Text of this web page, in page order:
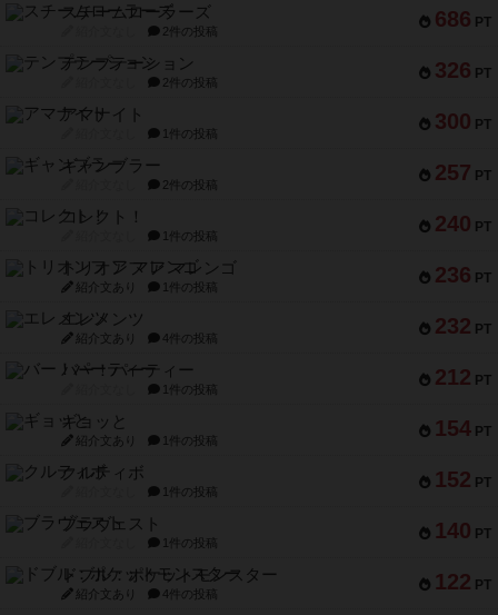
686 PT
スチームローラーズ
2件の投稿
326 PT
テンプテーション
2件の投稿
300 PT
アマナイト
1件の投稿
257 PT
ギャンブラー
2件の投稿
240 PT
コレクト！
1件の投稿
236 PT
トリオンフ ア マレンゴ
紹介文あり 1件の投稿
232 PT
エレメンツ
紹介文あり 4件の投稿
212 PT
バー！パーティー
1件の投稿
154 PT
ギョッと
紹介文あり 1件の投稿
152 PT
クルティボ
1件の投稿
140 PT
ブラヴェスト
1件の投稿
122 PT
ドブル：ポケットモンスター
紹介文あり 4件の投稿